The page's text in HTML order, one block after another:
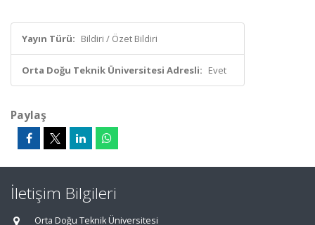
Yayın Türü: Bildiri / Özet Bildiri
Orta Doğu Teknik Üniversitesi Adresli: Evet
Paylaş
İletişim Bilgileri
Orta Doğu Teknik Üniversitesi